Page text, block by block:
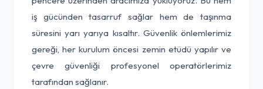
iş gücünden tasarruf sağlar hem de taşınma
süresini yarı yarıya kısaltır. Güvenlik önlemlerimiz
gereği, her kurulum öncesi zemin etüdü yapılır ve
çevre güvenliği profesyonel operatörlerimiz
tarafından sağlanır.